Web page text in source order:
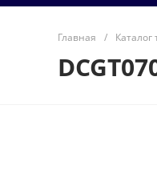
Главная / Каталог